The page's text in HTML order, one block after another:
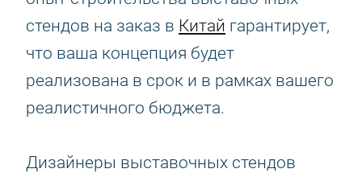
стендов на заказ в Китай гарантирует,
что ваша концепция будет
реализована в срок и в рамках вашего
реалистичного бюджета.
Дизайнеры выставочных стендов